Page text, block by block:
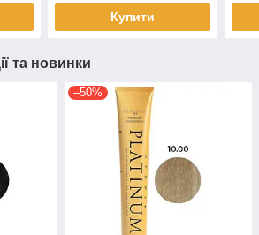
Купити
та новинки
–50%